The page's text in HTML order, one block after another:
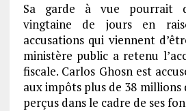
Sa garde à vue pourrait
vingtaine de jours en
accusations qui viennent
ministère public a retenu
fiscale. Carlos Ghosn est
aux impôts plus de 38 millions
perçus dans le cadre de ses